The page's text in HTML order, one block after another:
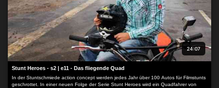
24:07
Stunt Heroes - s2 | e11 - Das fliegende Quad
In der Stuntschmiede action concept werden jedes Jahr über 100 Autos für Filmstunts
geschrottet. In einer neuen Folge der Serie Stunt Heroes wird ein Quadfahrer von